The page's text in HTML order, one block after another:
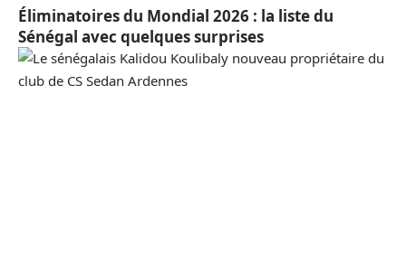
Éliminatoires du Mondial 2026 : la liste du
Sénégal avec quelques surprises